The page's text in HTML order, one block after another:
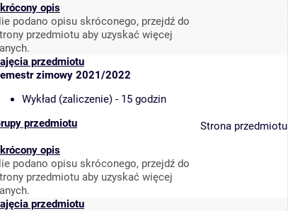
opis
podano opisu skróconego, przejdź do
przedmiotu aby uzyskać więcej
przedmiotu
zimowy 2021/2022
Wykład (zaliczenie) - 15 godzin
przedmiotu
opis
podano opisu skróconego, przejdź do
przedmiotu aby uzyskać więcej
Strona przedmiotu
przedmiotu